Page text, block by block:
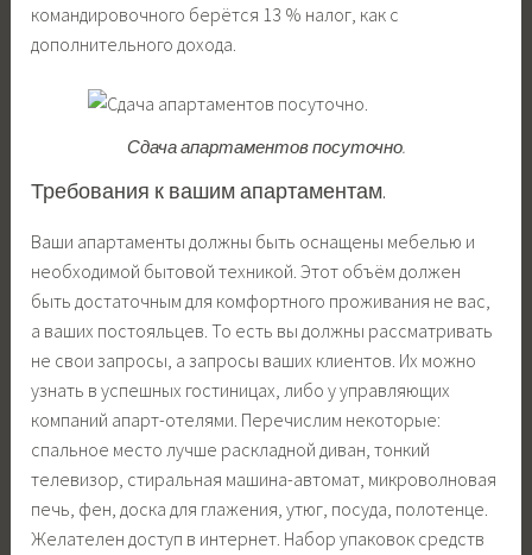
командировочного берётся 13 % налог, как с
дополнительного дохода.
Сдача апартаментов посуточно.
Требования к вашим апартаментам.
Ваши апартаменты должны быть оснащены мебелью и
необходимой бытовой техникой. Этот объём должен
быть достаточным для комфортного проживания не вас,
а ваших постояльцев. То есть вы должны рассматривать
не свои запросы, а запросы ваших клиентов. Их можно
узнать в успешных гостиницах, либо у управляющих
компаний апарт-отелями. Перечислим некоторые:
спальное место лучше раскладной диван, тонкий
телевизор, стиральная машина-автомат, микроволновая
печь, фен, доска для глажения, утюг, посуда, полотенце.
Желателен доступ в интернет. Набор упаковок средств